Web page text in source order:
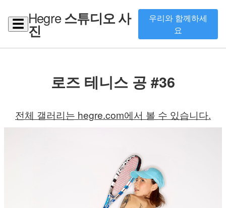
☰ Hegre스튜디오 사
진
우리와 함께하세
요
로즈 테니스 공 #36
전체 갤러리는 hegre.com에서 볼 수 있습니다.